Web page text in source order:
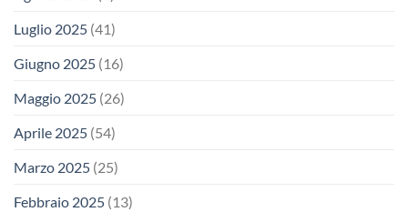
Luglio 2025 (41)
Giugno 2025 (16)
Maggio 2025 (26)
Aprile 2025 (54)
Marzo 2025 (25)
Febbraio 2025 (13)